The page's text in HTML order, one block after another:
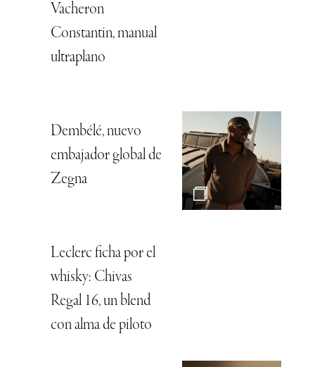
Vacheron
Constantin, manual
ultraplano
Dembélé, nuevo
embajador global de
Zegna
Leclerc ficha por el
whisky: Chivas
Regal 16, un blend
con alma de piloto